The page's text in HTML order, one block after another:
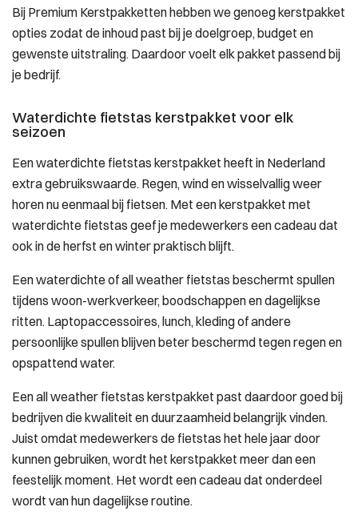
Bij Premium Kerstpakketten hebben we genoeg kerstpakket
opties zodat de inhoud past bij je doelgroep, budget en
gewenste uitstraling. Daardoor voelt elk pakket passend bij
je bedrijf.
Waterdichte fietstas kerstpakket voor elk
seizoen
Een waterdichte fietstas kerstpakket heeft in Nederland
extra gebruikswaarde. Regen, wind en wisselvallig weer
horen nu eenmaal bij fietsen. Met een kerstpakket met
waterdichte fietstas geef je medewerkers een cadeau dat
ook in de herfst en winter praktisch blijft.
Een waterdichte of all weather fietstas beschermt spullen
tijdens woon-werkverkeer, boodschappen en dagelijkse
ritten. Laptopaccessoires, lunch, kleding of andere
persoonlijke spullen blijven beter beschermd tegen regen en
opspattend water.
Een all weather fietstas kerstpakket past daardoor goed bij
bedrijven die kwaliteit en duurzaamheid belangrijk vinden.
Juist omdat medewerkers de fietstas het hele jaar door
kunnen gebruiken, wordt het kerstpakket meer dan een
feestelijk moment. Het wordt een cadeau dat onderdeel
wordt van hun dagelijkse routine.